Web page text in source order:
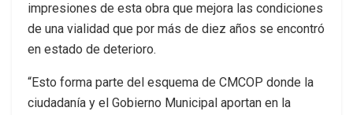
impresiones de esta obra que mejora las condiciones
de una vialidad que por más de diez años se encontró
en estado de deterioro.
“Esto forma parte del esquema de CMCOP donde la
ciudadanía y el Gobierno Municipal aportan en la